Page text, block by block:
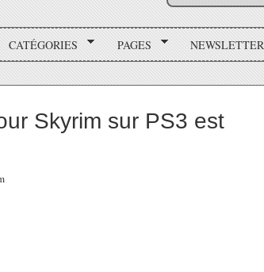
CATÉGORIES PAGES NEWSLETTER
Skyrim sur PS3 est